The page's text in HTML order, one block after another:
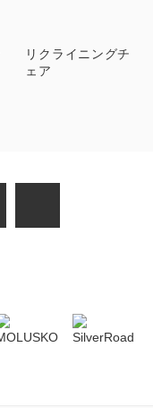
リクライニングチ
ェア